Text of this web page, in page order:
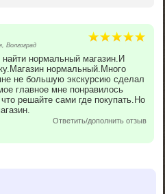
Волгоград
нормальный магазин.И
нормальный.Много
не большую экскурсию сделал
главное мне понравилось
решайте сами где покупать.Но
Ответить/дополнить отзыв